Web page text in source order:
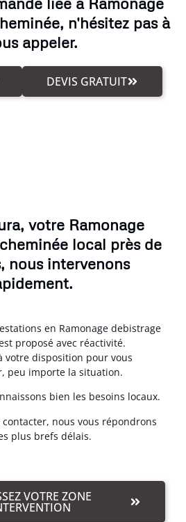
n'hésitez pas à
appeler.
DEVIS GRATUIT
votre Ramonage
local près de
nous intervenons
en Ramonage debistrage
proposé avec réactivité.
votre disposition pour vous
peu importe la situation.
bien les besoins locaux.
contacter, nous vous répondrons
plus brefs délais.
VOTRE ZONE